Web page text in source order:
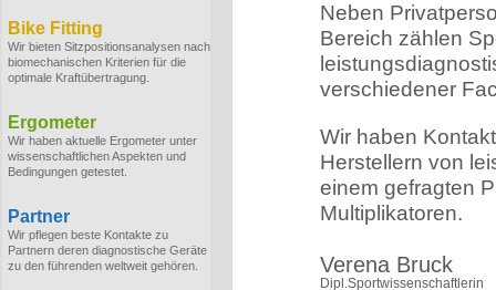
Bike Fitting
Wir bieten Sitzpositionsanalysen nach
biomechanischen Kriterien für die
optimale Kraftübertragung.
Ergometer
Wir haben aktuelle Ergometer unter
wissenschaftlichen Aspekten und
Bedingungen getestet.
Partner
Wir pflegen beste Kontakte zu
Partnern deren diagnostische Geräte
zu den führenden weltweit gehören.
Neben
Bereich zählen
verschiedener
Wir haben
Herstellern von
einem gefragten
Multiplikatoren.
Verena Bruck
Dipl.Sportwissenschaftlerin